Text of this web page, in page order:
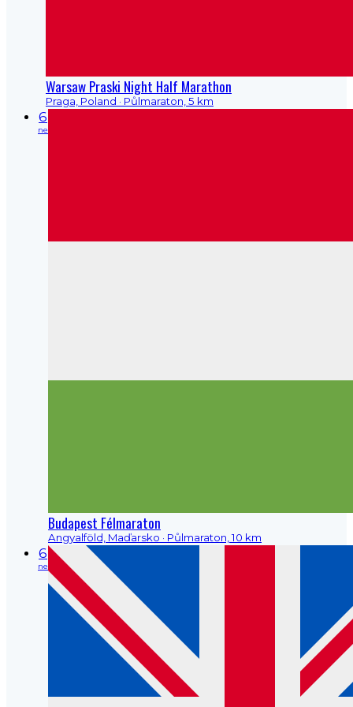
Warsaw Praski Night Half Marathon
Praga, Poland · Půlmaraton, 5 km
6
ne
Budapest Félmaraton
Angyalföld, Maďarsko · Půlmaraton, 10 km
6
ne